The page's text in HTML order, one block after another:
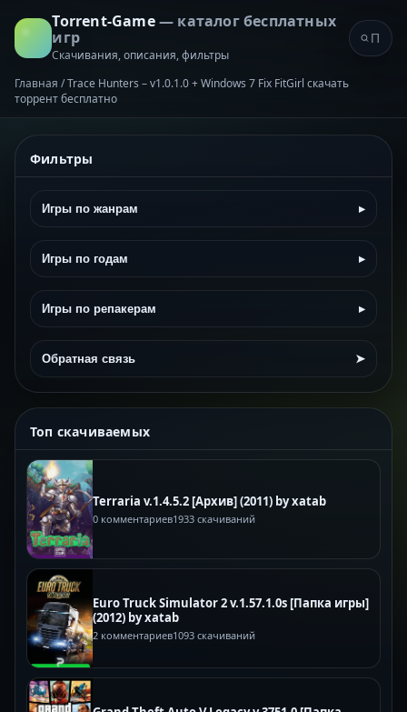
Torrent-Game— каталог бесплатных
игр
Скачивания, описания, фильтры
Главная /Trace Hunters – v1.0.1.0 + Windows 7 Fix FitGirl скачать
торрент бесплатно
Фильтры
Игры по жанрам ▸
Игры по годам ▸
Игры по репакерам ▸
Обратная связь ➤
Топ скачиваемых
Terraria v.1.4.5.2 [Архив] (2011) by xatab
0 комментариев1933 скачиваний
Euro Truck Simulator 2 v.1.57.1.0s [Папка игры]
(2012) by xatab
2 комментариев1093 скачиваний